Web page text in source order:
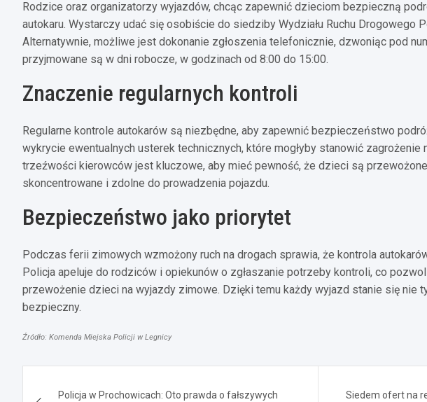
Rodzice oraz organizatorzy wyjazdów, chcąc zapewnić dzieciom bezpieczną
autokaru. Wystarczy udać się osobiście do siedziby Wydziału Ruchu Drogowego
Alternatywnie, możliwe jest dokonanie zgłoszenia telefonicznie, dzwoniąc pod
przyjmowane są w dni robocze, w godzinach od 8:00 do 15:00.
Znaczenie regularnych kontroli
Regularne kontrole autokarów są niezbędne, aby zapewnić bezpieczeństwo
wykrycie ewentualnych usterek technicznych, które mogłyby stanowić zagrożenie
trzeźwości kierowców jest kluczowe, aby mieć pewność, że dzieci są
skoncentrowane i zdolne do prowadzenia pojazdu.
Bezpieczeństwo jako priorytet
Podczas ferii zimowych wzmożony ruch na drogach sprawia, że kontrola
Policja apeluje do rodziców i opiekunów o zgłaszanie potrzeby kontroli, co
przewożenie dzieci na wyjazdy zimowe. Dzięki temu każdy wyjazd stanie się nie
bezpieczny.
Źródło: Komenda Miejska Policji w Legnicy
Policja w Prochowicach: Oto prawda o fałszywych
Siedem ofert na